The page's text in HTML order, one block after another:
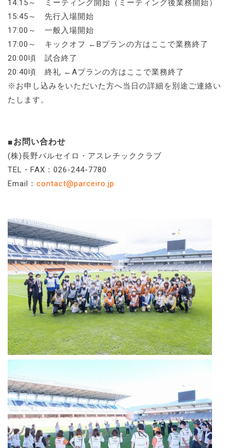
14:15～ ミーティング開始（ミーティング後業務開始）
15:45～ 先行入場開始
17:00～ 一般入場開始
17:00～ キックオフ ←Bプランの方はここで業務終了
20:00頃 試合終了
20:40頃 終礼 ←Aプランの方はここで業務終了
※お申し込みをいただいた方へ当日の詳細を別途ご連絡い
たします。
■お問い合わせ
(株)長野パルセイロ・アスレチッククラブ
TEL・FAX：026-244-7780
Email： contact@parceiro.jp